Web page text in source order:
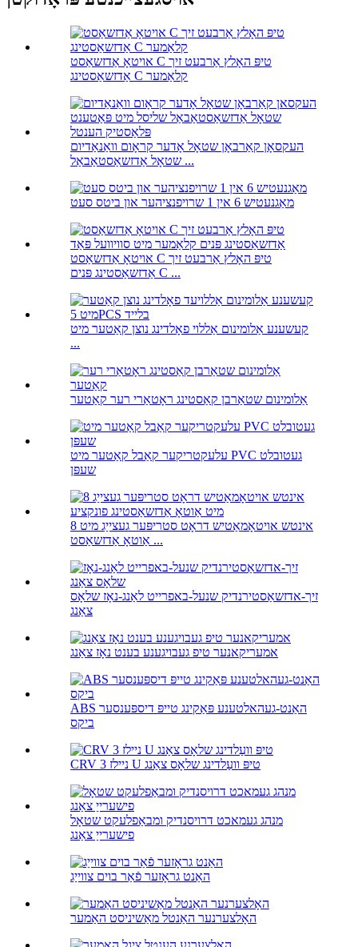
אויטאָ אַדזשאַסט C טיפּ האָלץ אַרבעט זיך
אַדזשאַסטינג C קלאַמער
העקסאָן קאַרבאָן שטאָל אָדער קראָום וואַנאַדיום
שטאָל אַדזשאַסטאַבאַל ...
מאַגנעטיש 6 אין 1 שרויפנציהער און ביטס סעט
אויטאָ אַדזשאַסט C טיפּ האָלץ אַרבעט זיך
אַדזשאַסטינג פּנים C ...
קעשענע אַלומינום אַללוי פאָלדינג נוצן קאַטער מיט
...
אַלומינום שטאַרבן קאַסטינג ראָטאַרי רער קאַטער
עלעקטריקער קאַבל קאַטער מיט PVC געטובלט
שעפּן
8 אינטש אויטאָמאַטיש דראָט סטריפּער געצייַג מיט
אַוטאָ אַדזשאַסט ...
זיך-אדזשאַסטירנדיק שנעל-באפרייט לאַנג-נאָז שלאָס
צאַנג
אמעריקאנער טיפ געבויגענע בענט נאָז צאַנג
ABS האַנט-געהאלטענע פּאַקינג טייפּ דיספּענסער
ביקס
CRV 3 ניילז U טיפּ וועַלדינג שלאָס צאַנג
מנהג געמאכט דרויסנדיק ומבאַפלעקט שטאָל
פישערייַ צאַנג
האַנט גראָזער פֿאַר בוים צווייַג
האָלצערנער האַנטל מאַשיניסט האַמער